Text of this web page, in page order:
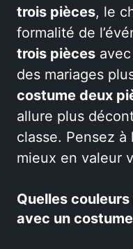
trois pièces, le
formalité de
trois pièces
des mariages
costume deux
allure plus
classe. Pensez
mieux en valeur
Quelles
avec un